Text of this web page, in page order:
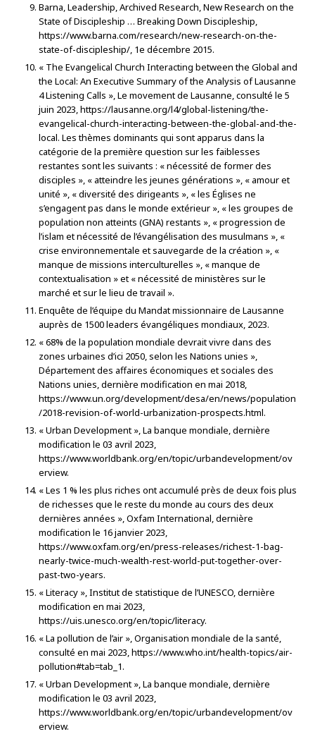
Barna, Leadership, Archived Research, New Research on the
State of Discipleship … Breaking Down Discipleship,
https://www.barna.com/research/new-research-on-the-
state-of-discipleship/, 1e décembre 2015.
« The Evangelical Church Interacting between the Global and
the Local: An Executive Summary of the Analysis of Lausanne
4 Listening Calls », Le movement de Lausanne, consulté le 5
juin 2023, https://lausanne.org/l4/global-listening/the-
evangelical-church-interacting-between-the-global-and-the-
local. Les thèmes dominants qui sont apparus dans la
catégorie de la première question sur les faiblesses
restantes sont les suivants : « nécessité de former des
disciples », « atteindre les jeunes générations », « amour et
unité », « diversité des dirigeants », « les Églises ne
s’engagent pas dans le monde extérieur », « les groupes de
population non atteints (GNA) restants », « progression de
l’islam et nécessité de l’évangélisation des musulmans », «
crise environnementale et sauvegarde de la création », «
manque de missions interculturelles », « manque de
contextualisation » et « nécessité de ministères sur le
marché et sur le lieu de travail ».
Enquête de l’équipe du Mandat missionnaire de Lausanne
auprès de 1500 leaders évangéliques mondiaux, 2023.
« 68% de la population mondiale devrait vivre dans des
zones urbaines d’ici 2050, selon les Nations unies »,
Département des affaires économiques et sociales des
Nations unies, dernière modification en mai 2018,
https://www.un.org/development/desa/en/news/population
/2018-revision-of-world-urbanization-prospects.html.
« Urban Development », La banque mondiale, dernière
modification le 03 avril 2023,
https://www.worldbank.org/en/topic/urbandevelopment/ov
erview.
« Les 1 % les plus riches ont accumulé près de deux fois plus
de richesses que le reste du monde au cours des deux
dernières années », Oxfam International, dernière
modification le 16 janvier 2023,
https://www.oxfam.org/en/press-releases/richest-1-bag-
nearly-twice-much-wealth-rest-world-put-together-over-
past-two-years.
« Literacy », Institut de statistique de l’UNESCO, dernière
modification en mai 2023,
https://uis.unesco.org/en/topic/literacy.
« La pollution de l’air », Organisation mondiale de la santé,
consulté en mai 2023, https://www.who.int/health-topics/air-
pollution#tab=tab_1.
« Urban Development », La banque mondiale, dernière
modification le 03 avril 2023,
https://www.worldbank.org/en/topic/urbandevelopment/ov
erview.